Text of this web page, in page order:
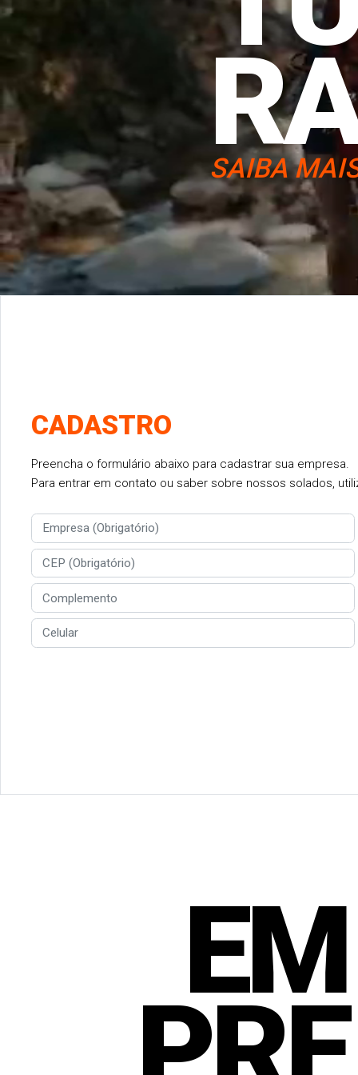
SAIBA
CADASTRO
Preencha o formulário abaixo para cadastrar sua empresa.
Para entrar em contato ou saber sobre nossos solados,
EM